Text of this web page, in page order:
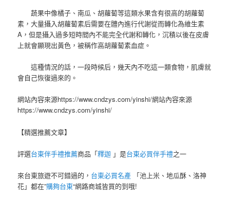
蔬果中像橘子、南瓜、胡蘿蔔等這類水果含有很高的胡蘿蔔
素，大量攝入胡蘿蔔素后需要在體內進行代謝從而轉化為維生素
A，但是攝入過多短時間內不能完全代謝和轉化，沉積以後在皮膚
上就會顯現出黃色，被稱作高胡蘿蔔素血症。
這種情況的話，一段時候后，幾天內不吃這一類食物，肌膚就
會自己恢復過來的。
網站內容來源https://www.cndzys.com/yinshi/網站內容來源
https://www.cndzys.com/yinshi/
【精選推薦文章】
評選台東伴手禮推薦商品「釋迦 」是台東必買伴手禮之一
來台東旅遊不可錯過的， 台東必買名產 「池上米、地瓜酥、洛神
花」都在”購夠台東“網路商城皆買的到哦!